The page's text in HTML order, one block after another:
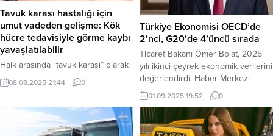
Haber Merkezi – Dün akşam saat
19.53’te meydana...
Tavuk karası hastalığı için
umut vadeden gelişme: Kök
hücre tedavisiyle görme kaybı
yavaşlatılabilir
Halk arasında “tavuk karası” olarak
bilinen ve ilerleyici görme kaybına
neden olan retinitis pigmentosa
umut oluyor. Uzmanlar, bu
yöntemin kesin bir tedavi olmasa
08.08.2025 21:44 0
Türkiye Ekonomisi OECD’de
2’nci, G20’de 4’üncü sırada
Ticaret Bakanı Ömer Bolat, 2025
yılı ikinci çeyrek ekonomik verilerini
değerlendirdi. Haber Merkezi –
Türkiye ekonomisi, 2020’de yüzde
1,8, 2021’de yüzde 11,8, 2022’de
yüzde 5,4, 2023’te yüzde 5,
2024’te yüzde 3,3 büyüdü. 2025’in
01.09.2025 19:52 0